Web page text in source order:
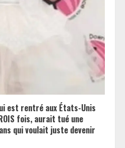
est rentré aux États-Unis
fois, aurait tué une
qui voulait juste devenir